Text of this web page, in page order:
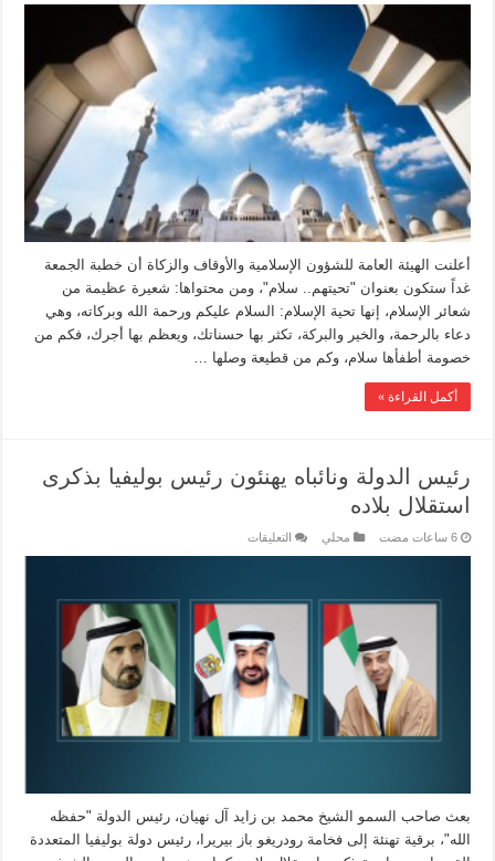
أعلنت الهيئة العامة للشؤون الإسلامية والأوقاف والزكاة أن خطبة الجمعة
غداً ستكون بعنوان "تحيتهم.. سلام"، ومن محتواها: شعيرة عظيمة من
شعائر الإسلام، إنها تحية الإسلام: السلام عليكم ورحمة الله وبركاته، وهي
دعاء بالرحمة، والخير والبركة، تكثر بها حسناتك، ويعظم بها أجرك، فكم من
خصومة أطفأها سلام، وكم من قطيعة وصلها …
أكمل القراءة »
رئيس الدولة ونائباه يهنئون رئيس بوليفيا بذكرى
استقلال بلاده
‏6 ساعات مضت محلي التعليقات
بعث صاحب السمو الشيخ محمد بن زايد آل نهيان، رئيس الدولة "حفظه
الله"، برقية تهنئة إلى فخامة رودريغو باز بيريرا، رئيس دولة بوليفيا المتعددة